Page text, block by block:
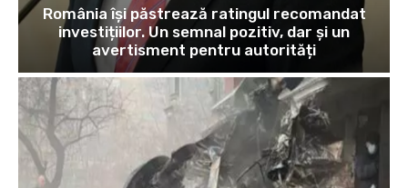
România își păstrează ratingul recomandat
investițiilor. Un semnal pozitiv, dar și un
avertisment pentru autorități